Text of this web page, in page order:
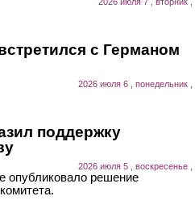
с Германом
2026 июля 6 , понедельник ,
поддержку
2026 июля 5 , воскресенье ,
опубликовало решение